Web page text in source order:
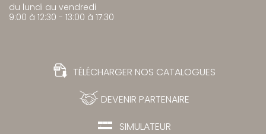
du lundi au vendredi
9:00 à 12:30 - 13:00 à 17:30
TÉLÉCHARGER NOS CATALOGUES
DEVENIR PARTENAIRE
SIMULATEUR